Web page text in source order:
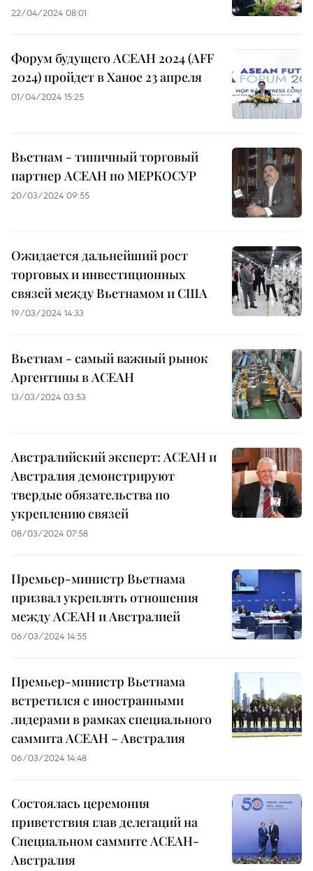
22/04/2024 08:01
Форум будущего АСЕАН 2024 (AFF
2024) пройдет в Ханое 23 апреля
01/04/2024 15:25
Вьетнам - типичный торговый
партнер АСЕАН по МЕРКОСУР
20/03/2024 09:55
Ожидается дальнейший рост
торговых и инвестиционных
связей между Вьетнамом и США
19/03/2024 14:33
Вьетнам - самый важный рынок
Аргентины в АСЕАН
13/03/2024 03:53
Австралийский эксперт: АСЕАН и
Австралия демонстрируют
твердые обязательства по
укреплению связей
08/03/2024 07:58
Премьер-министр Вьетнама
призвал укреплять отношения
между АСЕАН и Австралией
06/03/2024 14:55
Премьер-министр Вьетнама
встретился с иностранными
лидерами в рамках специального
саммита АСЕАН – Австралия
06/03/2024 14:48
Состоялась церемония
приветствия глав делегаций на
Специальном саммите АСЕАН-
Австралия